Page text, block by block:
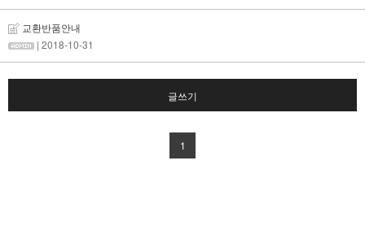
교환반품안내
| 2018-10-31
글쓰기
1